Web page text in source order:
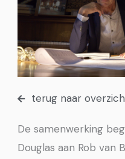
terug naar
De samenwerking
Douglas aan Rob van